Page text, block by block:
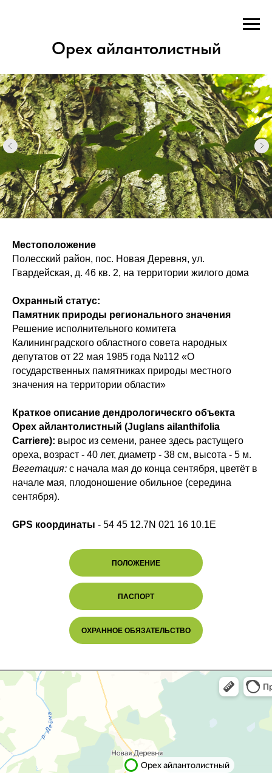
Орех айлантолистный
Местоположение
Полесский район, пос. Новая Деревня, ул.
Гвардейская, д. 46 кв. 2, на территории жилого дома
Охранный статус:
Памятник природы регионального значения
Решение исполнительного комитета
Калининградского областного совета народных
депутатов от 22 мая 1985 года №112 «О
государственных памятниках природы местного
значения на территории области»
Краткое описание дендрологическго объекта
Орех айлантолистный (Juglans ailanthifolia
Carriere): вырос из семени, ранее здесь растущего
ореха, возраст - 40 лет, диаметр - 38 см, высота - 5 м.
Вегетация: с начала мая до конца сентября, цветёт в
начале мая, плодоношение обильное (середина
сентября).
GPS координаты - 54 45 12.7N 021 16 10.1E
ПОЛОЖЕНИЕ
ПАСПОРТ
ОХРАННОЕ ОБЯЗАТЕЛЬСТВО